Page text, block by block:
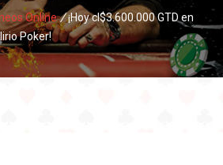
Online/¡Hoy cl$3.600.000 GTD en
Poker!